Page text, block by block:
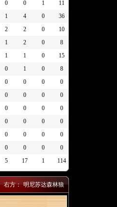
0 0 1
11
1 4 0
36
2 2 0
10
1 2 0
8
1 1 0
15
0 1 0
8
0 0 0
0
0 0 0
0
0 0 0
0
0 0 0
0
0 0 0
0
0 0 0
0
5 17 1 114
右方： 明尼苏达森林狼